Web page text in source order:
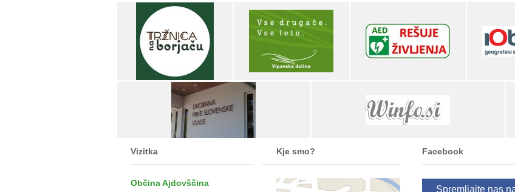
Vizitka
Občina Ajdovščina
Kje smo? Facebook
Spremljajte nas